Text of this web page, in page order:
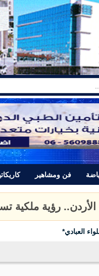
فن ومشاهير
المجرم ياسر اللحام
العبادي*